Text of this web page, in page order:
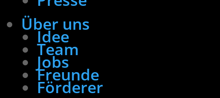
Über uns
Idee
Team
Jobs
Freunde
Förderer